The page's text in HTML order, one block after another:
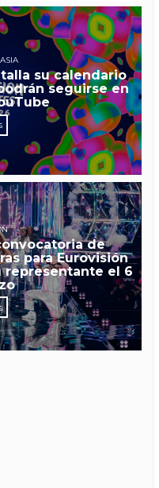
su calendario
seguirse en
de
para Eurovisión
representante el 6